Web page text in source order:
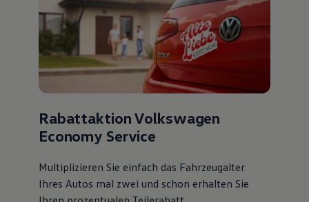
Rabattaktion Volkswagen
Economy Service
Multiplizieren Sie einfach das Fahrzeugalter
Ihres Autos mal zwei und schon erhalten Sie